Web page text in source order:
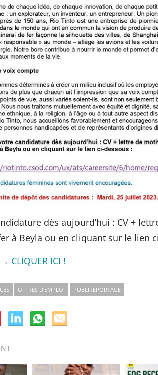
dès aujourd’hui : CV +
à Beyla ou en cliquant sur le lien
CLIQUER ICI !
OFFRES D'EMPLOI PUBLIREPORTAGE